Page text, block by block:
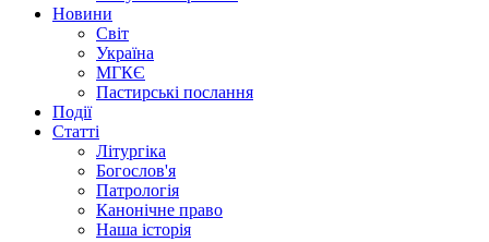
Новини
Світ
Україна
МГКЄ
Пастирські послання
Події
Статті
Літургіка
Богослов'я
Патрологія
Канонічне право
Наша історія